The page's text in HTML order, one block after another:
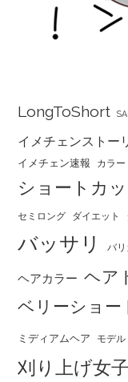
LongToShort
イメチェンストー
イメチェン速報 カラー
ショートカッ
セミロング ダイエット
バッサリ バ
ヘアカラー ヘア
ベリーショー
ミディアムヘア モデル
刈り上げ女子